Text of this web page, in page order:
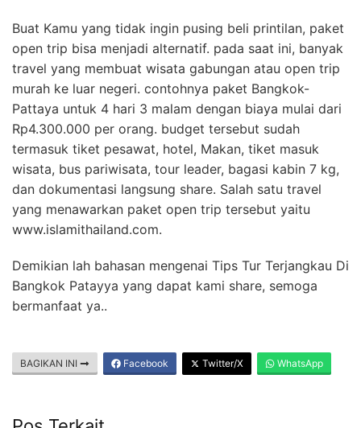
Buat Kamu yang tidak ingin pusing beli printilan, paket
open trip bisa menjadi alternatif. pada saat ini, banyak
travel yang membuat wisata gabungan atau open trip
murah ke luar negeri. contohnya paket Bangkok-
Pattaya untuk 4 hari 3 malam dengan biaya mulai dari
Rp4.300.000 per orang. budget tersebut sudah
termasuk tiket pesawat, hotel, Makan, tiket masuk
wisata, bus pariwisata, tour leader, bagasi kabin 7 kg,
dan dokumentasi langsung share. Salah satu travel
yang menawarkan paket open trip tersebut yaitu
www.islamithailand.com.
Demikian lah bahasan mengenai Tips Tur Terjangkau Di
Bangkok Patayya yang dapat kami share, semoga
bermanfaat ya..
BAGIKAN INI Facebook Twitter/X WhatsApp